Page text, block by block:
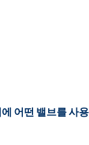
어떤 밸브를 사